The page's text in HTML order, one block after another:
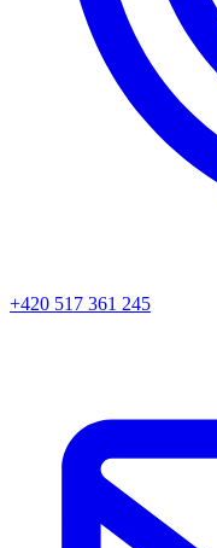
+420 517 361 245